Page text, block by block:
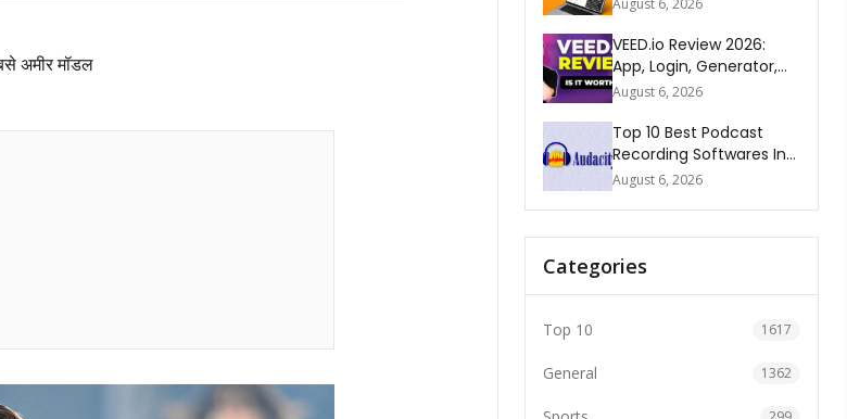
August 6, 2026
VEED.io Review 2026:
App, Login, Generator,
Download, AI & FAQs
August 6, 2026
Top 10 Best Podcast
Recording Softwares In
2026
August 6, 2026
Categories
Top 10 1617
General 1362